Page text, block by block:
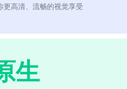
更高清、流畅的视觉享受
生